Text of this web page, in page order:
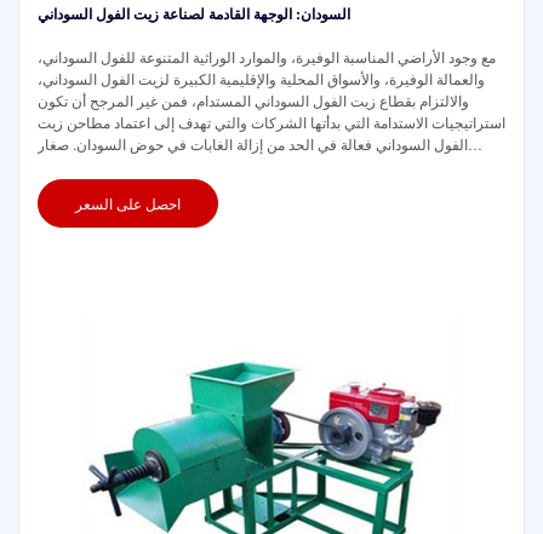
السودان: الوجهة القادمة لصناعة زيت الفول السوداني
مع وجود الأراضي المناسبة الوفيرة، والموارد الوراثية المتنوعة للفول السوداني،
والعمالة الوفيرة، والأسواق المحلية والإقليمية الكبيرة لزيت الفول السوداني،
والالتزام بقطاع زيت الفول السوداني المستدام، فمن غير المرجح أن تكون
استراتيجيات الاستدامة التي بدأتها الشركات والتي تهدف إلى اعتماد مطاحن زيت
الفول السوداني فعالة في الحد من إزالة الغابات في حوض السودان. صغار
احصل على السعر